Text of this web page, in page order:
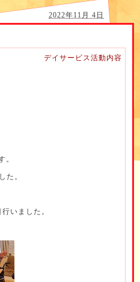
2022年11月 4日
デイサービス活動内容
。
た。
いました。